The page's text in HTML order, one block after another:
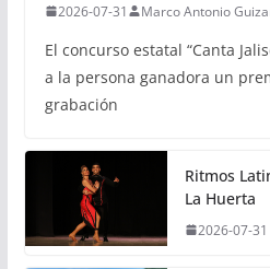
2026-07-31 Marco Antonio
El concurso estatal “Canta
a la persona ganadora un
grabación
Ritmos
La Huerta
2026-07-31